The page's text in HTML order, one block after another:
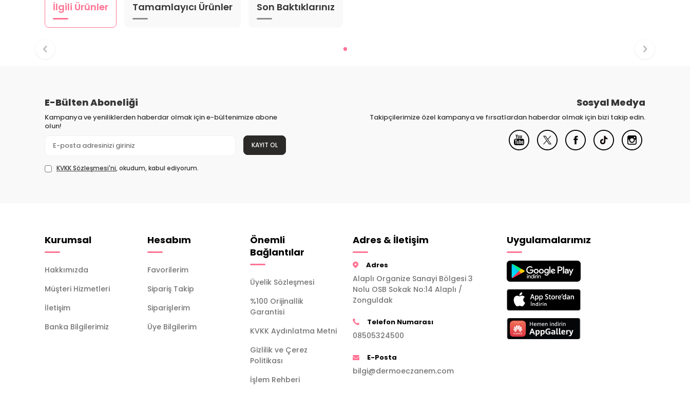
İlgili Ürünler Tamamlayıcı Ürünler Son Baktıklarınız
E-Bülten Aboneliği
Kampanya ve yeniliklerden haberdar olmak için e-bültenimize abone
olun!
KAYIT OL
KVKK Sözleşmesi'ni, okudum, kabul ediyorum.
Sosyal Medya
Takipçilerimize özel kampanya ve fırsatlardan haberdar olmak için bizi takip edin.
Kurumsal
Hakkımızda
Müşteri Hizmetleri
İletişim
Banka Bilgilerimiz
Hesabım
Favorilerim
Sipariş Takip
Siparişlerim
Üye Bilgilerim
Önemli
Bağlantılar
Üyelik Sözleşmesi
%100 Orijinallik
Garantisi
KVKK Aydınlatma Metni
Gizlilik ve Çerez
Politikası
İşlem Rehberi
Adres & İletişim
Adres
Alaplı Organize Sanayi Bölgesi 3
Nolu OSB Sokak No:14 Alaplı /
Zonguldak
Telefon Numarası
08505324500
E-Posta
bilgi@dermoeczanem.com
Uygulamalarımız